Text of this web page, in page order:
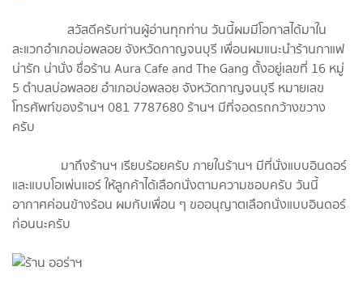
สวัสดีครับท่านผู้อ่านทุกท่าน วันนี้ผมมีโอกาสได้มาใน
ละแวกอำเภอบ่อพลอย จังหวัดกาญจนบุรี เพื่อนผมแนะนำร้านกาแฟ
น่ารัก น่านั่ง ชื่อร้าน Aura Cafe and The Gang ตั้งอยู่เลขที่ 16 หมู่
5 ตำบลบ่อพลอย อำเภอบ่อพลอย จังหวัดกาญจนบุรี หมายเลข
โทรศัพท์ของร้านฯ 081 7787680 ร้านฯ มีที่จอดรถกว้างขวาง
ครับ
มาถึงร้านฯ เรียบร้อยครับ ภายในร้านฯ มีที่นั่งแบบอินดอร์
และแบบโอเพ่นแอร์ ให้ลูกค้าได้เลือกนั่งตามความชอบครับ วันนี้
อากาศค่อนข้างร้อน ผมกับเพื่อน ๆ ขออนุญาตเลือกนั่งแบบอินดอร์
ก่อนนะครับ